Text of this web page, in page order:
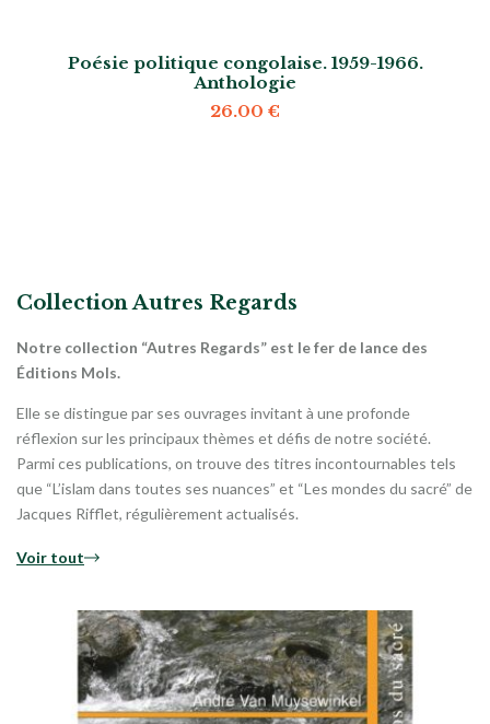
Poésie politique congolaise. 1959-1966.
Anthologie
26.00 €
Collection Autres Regards
Notre collection “Autres Regards” est le fer de lance des
Éditions Mols.
Elle se distingue par ses ouvrages invitant à une profonde
réflexion sur les principaux thèmes et défis de notre société.
Parmi ces publications, on trouve des titres incontournables tels
que “L’islam dans toutes ses nuances” et “Les mondes du sacré” de
Jacques Rifflet, régulièrement actualisés.
Voir tout